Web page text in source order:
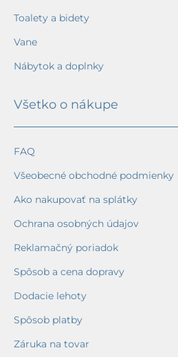
Toalety a bidety
Vane
Nábytok a doplnky
Všetko o nákupe
FAQ
Všeobecné obchodné podmienky
Ako nakupovať na splátky
Ochrana osobných údajov
Reklamačný poriadok
Spôsob a cena dopravy
Dodacie lehoty
Spôsob platby
Záruka na tovar